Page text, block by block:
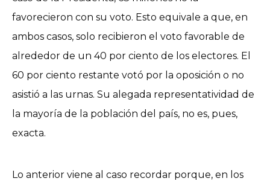
favorecieron con su voto. Esto equivale a que, en
ambos casos, solo recibieron el voto favorable de
alrededor de un 40 por ciento de los electores. El
60 por ciento restante votó por la oposición o no
asistió a las urnas. Su alegada representatividad de
la mayoría de la población del país, no es, pues,
exacta.
Lo anterior viene al caso recordar porque, en los